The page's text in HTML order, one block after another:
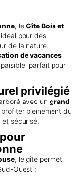
, le Gîte Bois et
idéal pour des
de la nature.
de vacances
parfait pour
privilégié
avec un grand
profiter pleinement du
sécurisé.
, le gîte permet
Ouest :